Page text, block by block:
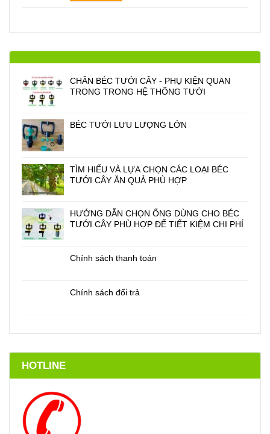
CHÂN BÉC TƯỚI CÂY - PHỤ KIỆN QUAN
TRONG TRONG HỆ THỐNG TƯỚI
BÉC TƯỚI LƯU LƯỢNG LỚN
TÌM HIỂU VÀ LỰA CHỌN CÁC LOẠI BÉC
TƯỚI CÂY ĂN QUẢ PHÙ HỢP
HƯỚNG DẪN CHỌN ỐNG DÙNG CHO BÉC
TƯỚI CÂY PHÙ HỢP ĐỂ TIẾT KIỆM CHI PHÍ
Chính sách thanh toán
Chính sách đổi trả
HOTLINE